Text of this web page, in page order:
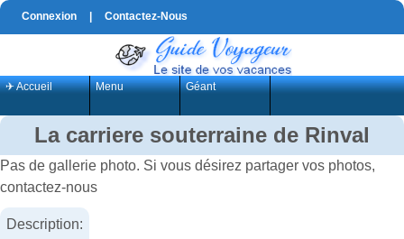
Connexion Contactez-Nous
✈ Accueil Menu Géant
La carriere souterraine de Rinval
Pas de gallerie photo. Si vous désirez partager vos photos,
contactez-nous
Description: